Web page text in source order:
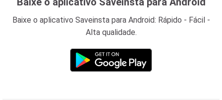
Baixe o aplicativo Saveinsta para Android: Rápido - Fácil -
Alta qualidade.